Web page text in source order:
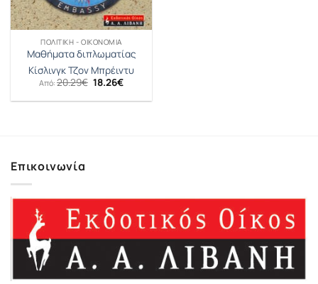
ΠΟΛΙΤΙΚΉ - ΟΙΚΟΝΟΜΊΑ
Μαθήματα διπλωματίας
Κίσλινγκ Τζον Μπρέιντυ
Από: 20.29€ Original
price
was:
18.26€Η
τιμή
Επικοινωνία